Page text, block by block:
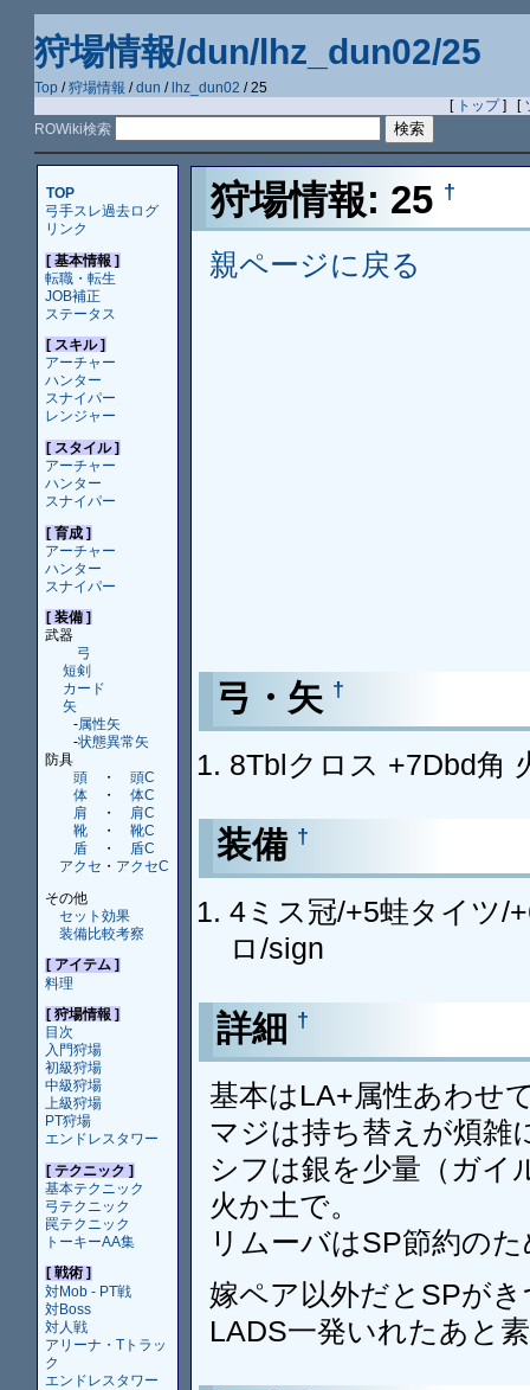
狩場情報/dun/lhz_dun02/25
Top /狩場情報 /dun / lhz_dun02 / 25
[ トップ] [
ROWiki検索
TOP
弓手スレ過去ログ
リンク
[ 基本情報 ]
転職・転生
JOB補正
ステータス
[ スキル ]
アーチャー
ハンター
スナイパー
レンジャー
[ スタイル ]
アーチャー
ハンター
スナイパー
[ 育成 ]
アーチャー
ハンター
スナイパー
[ 装備 ]
武器
弓
短剣
カード
矢
-属性矢
-状態異常矢
防具
頭
・
頭C
体
・
体C
肩
・
肩C
靴
・
靴C
盾
・
盾C
アクセ ・ アクセC
その他
セット効果
装備比較考察
[ アイテム ]
料理
[ 狩場情報 ]
目次
入門狩場
初級狩場
中級狩場
上級狩場
PT狩場
エンドレスタワー
[ テクニック ]
基本テクニック
弓テクニック
罠テクニック
トーキーAA集
[ 戦術 ]
対Mob - PT戦
対Boss
対人戦
アリーナ・Tトラッ
ク
エンドレスタワー
狩場情報: 25 †
親ページに戻る
弓・矢 †
8Tblクロス +7Dbd角
装備 †
4ミス冠/+5蛙タイツ/
ロ/sign
詳細 †
基本はLA+属性あわせ
マジは持ち替えが煩雑
シフは銀を少量（ガイ
火か土で。
リムーバはSP節約の
嫁ペア以外だとSPが
LADS一発いれたあと